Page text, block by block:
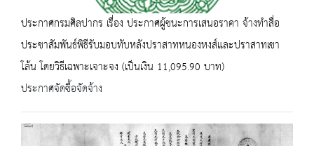
ประกาศกรมศิลปากร เรื่อง ประกาศผู้ชนะการเสนอราคา จ้างทำสื่อ
ประชาสัมพันธ์พิธีรับมอบทับหลังปราสาทหนองหงส์และปราสาทเขา
โล้น โดยวิธีเฉพาะเจาะจง (เป็นเงิน 11,095.90 บาท)
ประกาศจัดซื้อจัดจ้าง